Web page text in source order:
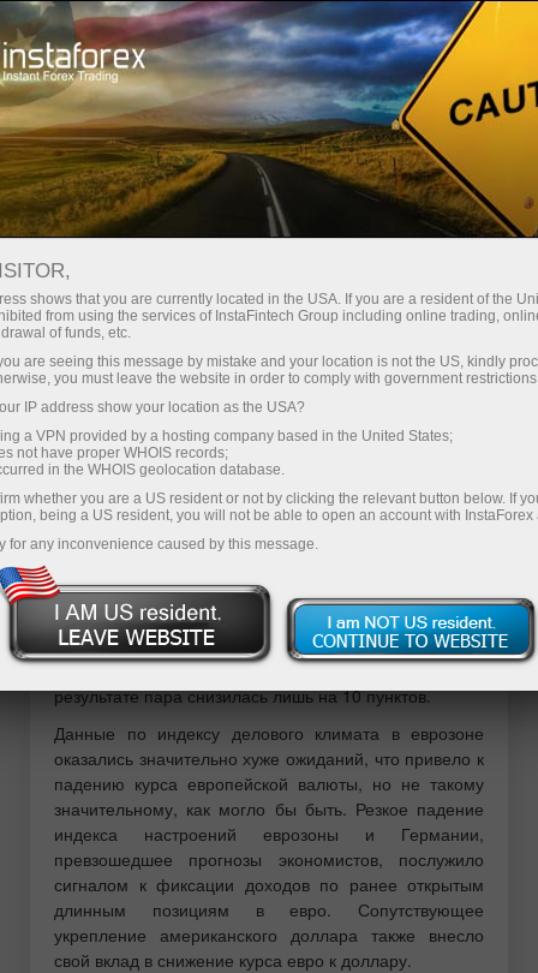
Трейдерлар учун
Форекс аналитика
21.04.2026 13:17
EURUSD: советы для начинающих
трейдеров на 21 апреля
(американская сессия)
европейской валютой
Тест цены 1.1769 пришелся на момент, когда
индикатор MACD только начинал движение вниз от
нулевой отметки, что стало подтверждением
правильной точки входа на продажу евро. В
результате пара снизилась лишь на 10 пунктов.
Данные по индексу делового климата в еврозоне
оказались значительно хуже ожиданий, что привело к
падению курса европейской валюты, но не такому
значительному, как могло бы быть. Резкое падение
индекса настроений еврозоны и Германии,
превзошедшее прогнозы экономистов, послужило
сигналом к фиксации доходов по ранее открытым
длинным позициям в евро. Сопутствующее
укрепление американского доллара также внесло
свой вклад в снижение курса евро к доллару.
shows that you are currently located in the USA. If you are a resident of the
from using the services of InstaFintech Group including online trading,
of funds, etc.
are seeing this message by mistake and your location is not the US, kindly
you must leave the website in order to comply with government
IP address show your location as the USA?
a VPN provided by a hosting company based in the United States;
not have proper WHOIS records;
in the WHOIS geolocation database.
whether you are a US resident or not by clicking the relevant button below. If
being a US resident, you will not be able to open an account with InstaForex
for any inconvenience caused by this message.